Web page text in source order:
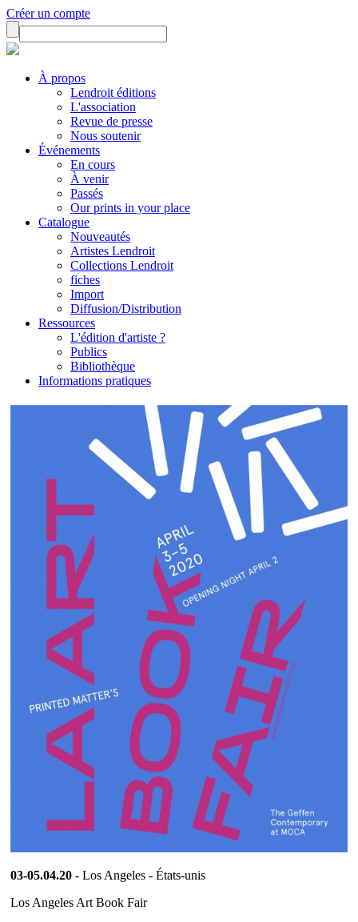
Créer un compte
À propos
Lendroit éditions
L'association
Revue de presse
Nous soutenir
Événements
En cours
À venir
Passés
Our prints in your place
Catalogue
Nouveautés
Artistes Lendroit
Collections Lendroit
fiches
Import
Diffusion/Distribution
Ressources
L'édition d'artiste ?
Publics
Bibliothèque
Informations pratiques
03-05.04.20 - Los Angeles - États-unis
Los Angeles Art Book Fair